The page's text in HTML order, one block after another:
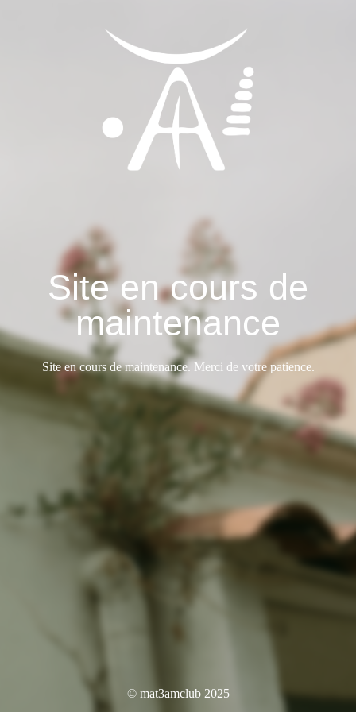
Site en cours de
maintenance
Site en cours de maintenance. Merci de votre patience.
© mat3amclub 2025